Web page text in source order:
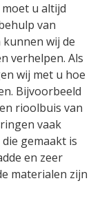
u altijd
van
wij de
verhelpen. Als
wij met u hoe
Bijvoorbeeld
rioolbuis van
vaak
gemaakt is
en zeer
materialen zijn